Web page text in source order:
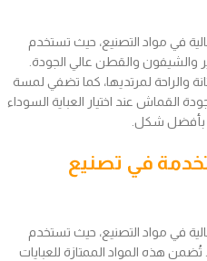
في مواد التصنيع، حيث تستخدم
والشيفون والقطن عالي الجودة.
والراحة لمرتديها، كما تضفي لمسة
القماش عند اختيار العباية السوداء
بأفضل شكل.
في تصنيع
في مواد التصنيع، حيث تستخدم
هذه المواد الممتازة للعبايات